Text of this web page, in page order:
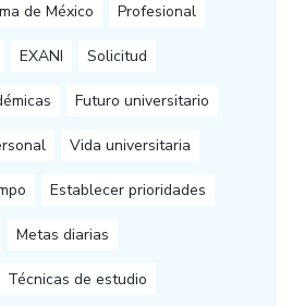
de México Profesional
EXANI Solicitud
Futuro universitario
Vida universitaria
Establecer prioridades
Metas diarias
Técnicas de estudio